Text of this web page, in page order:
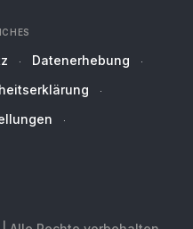
Datenerhebung